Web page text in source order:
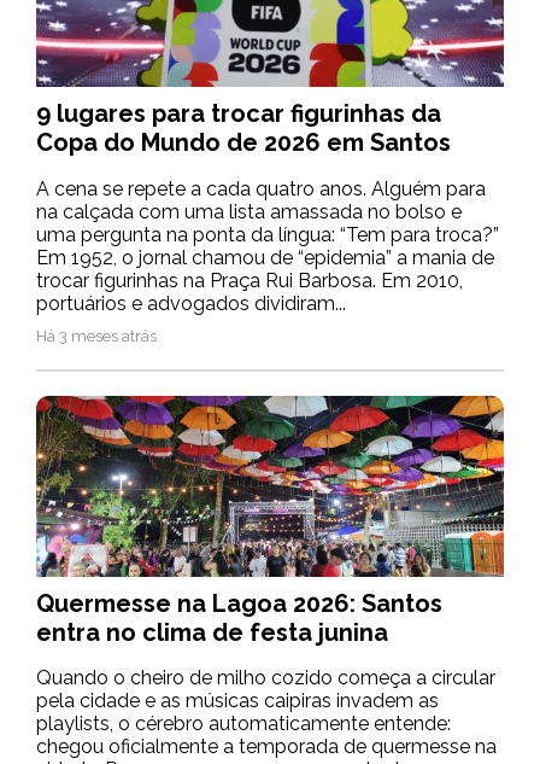
9 lugares para trocar figurinhas da
Copa do Mundo de 2026 em Santos
A cena se repete a cada quatro anos. Alguém para
na calçada com uma lista amassada no bolso e
uma pergunta na ponta da língua: “Tem para troca?”
Em 1952, o jornal chamou de “epidemia” a mania de
trocar figurinhas na Praça Rui Barbosa. Em 2010,
portuários e advogados dividiram...
Há 3 meses atrás
Quermesse na Lagoa 2026: Santos
entra no clima de festa junina
Quando o cheiro de milho cozido começa a circular
pela cidade e as músicas caipiras invadem as
playlists, o cérebro automaticamente entende:
chegou oficialmente a temporada de quermesse na